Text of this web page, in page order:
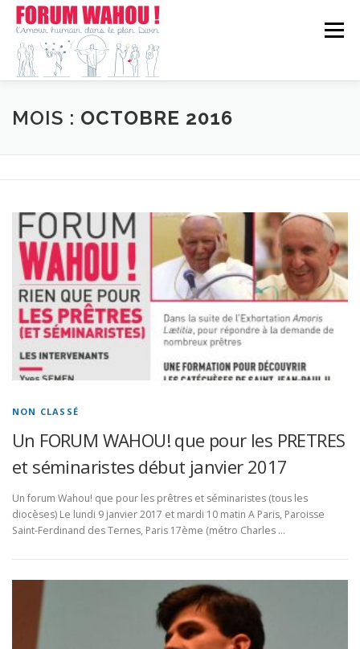
Aller
Menu
WAHOU!? FORUM CHEZ VOUS
MOIS : OCTOBRE 2016
NON CLASSÉ
Un FORUM WAHOU! que pour les PRETRES
et séminaristes début janvier 2017
Un forum Wahou! que pour les prêtres et séminaristes (tous les
diocèses) Le lundi 9 janvier 2017 et mardi 10 matin A Paris, Paroisse
Saint-Ferdinand des Ternes, Paris 17ème (métro Charles …